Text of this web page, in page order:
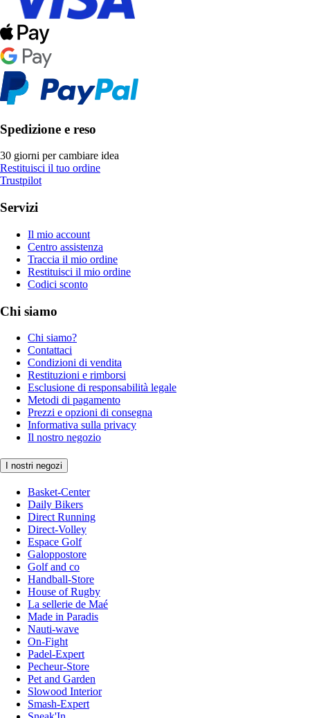
Spedizione e reso
30 giorni per cambiare idea
Restituisci il tuo ordine
Trustpilot
Servizi
Il mio account
Centro assistenza
Traccia il mio ordine
Restituisci il mio ordine
Codici sconto
Chi siamo
Chi siamo?
Contattaci
Condizioni di vendita
Restituzioni e rimborsi
Esclusione di responsabilità legale
Metodi di pagamento
Prezzi e opzioni di consegna
Informativa sulla privacy
Il nostro negozio
I nostri negozi
Basket-Center
Daily Bikers
Direct Running
Direct-Volley
Espace Golf
Galoppostore
Golf and co
Handball-Store
House of Rugby
La sellerie de Maé
Made in Paradis
Nauti-wave
On-Fight
Padel-Expert
Pecheur-Store
Pet and Garden
Slowood Interior
Smash-Expert